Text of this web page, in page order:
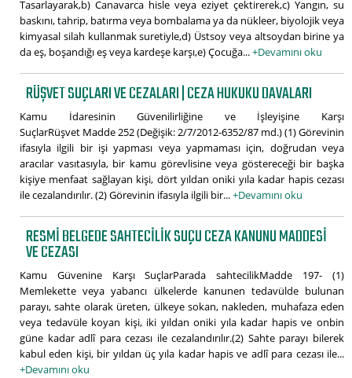
Tasarlayarak,b) Canavarca hisle veya eziyet çektirerek,c) Yangın, su
baskını, tahrip, batırma veya bombalama ya da nükleer, biyolojik veya
kimyasal silah kullanmak suretiyle,d) Üstsoy veya altsoydan birine ya
da eş, boşandığı eş veya kardeşe karşı,e) Çocuğa...+Devamını oku
RÜŞVET SUÇLARI VE CEZALARI | CEZA HUKUKU DAVALARI
Kamu İdaresinin Güvenilirliğine ve İşleyişine Karşı
SuçlarRüşvet Madde 252 (Değişik: 2/7/2012-6352/87 md.) (1) Görevinin
ifasıyla ilgili bir işi yapması veya yapmaması için, doğrudan veya
aracılar vasıtasıyla, bir kamu görevlisine veya göstereceği bir başka
kişiye menfaat sağlayan kişi, dört yıldan oniki yıla kadar hapis cezası
ile cezalandırılır. (2) Görevinin ifasıyla ilgili bir...+Devamını oku
RESMI BELGEDE SAHTECILIK SUÇU CEZA KANUNU MADDESI
VE CEZASI
Kamu Güvenine Karşı SuçlarParada sahtecilikMadde 197- (1)
Memlekette veya yabancı ülkelerde kanunen tedavülde bulunan
parayı, sahte olarak üreten, ülkeye sokan, nakleden, muhafaza eden
veya tedavüle koyan kişi, iki yıldan oniki yıla kadar hapis ve onbin
güne kadar adlî para cezası ile cezalandırılır.(2) Sahte parayı bilerek
kabul eden kişi, bir yıldan üç yıla kadar hapis ve adlî para cezası ile...
+Devamını oku